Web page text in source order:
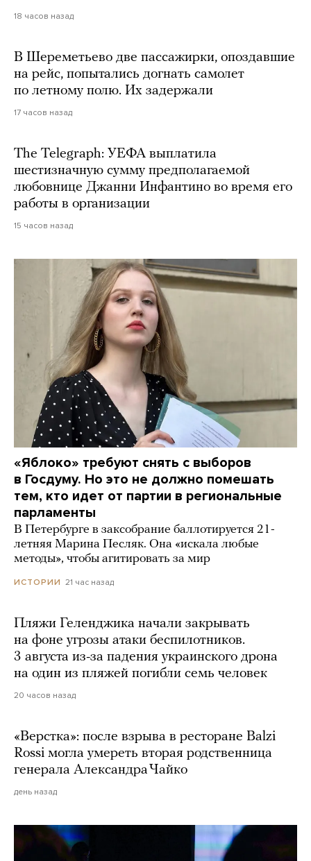
18 часов назад
В Шереметьево две пассажирки, опоздавшие
на рейс, попытались догнать самолет
по летному полю. Их задержали
17 часов назад
The Telegraph: УЕФА выплатила
шестизначную сумму предполагаемой
любовнице Джанни Инфантино во время его
работы в организации
15 часов назад
«Яблоко» требуют снять с выборов
в Госдуму. Но это не должно помешать
тем, кто идет от партии в региональные
парламенты
В Петербурге в заксобрание баллотируется 21-
летняя Марина Песляк. Она «искала любые
методы», чтобы агитировать за мир
ИСТОРИИ 21 час назад
Пляжи Геленджика начали закрывать
на фоне угрозы атаки беспилотников.
3 августа из-за падения украинского дрона
на один из пляжей погибли семь человек
20 часов назад
«Верстка»: после взрыва в ресторане Balzi
Rossi могла умереть вторая родственница
генерала Александра Чайко
день назад